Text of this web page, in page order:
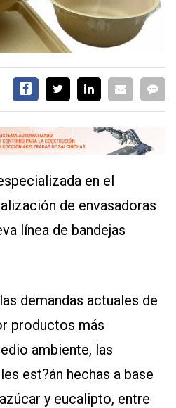
en el
de envasadoras
línea de bandejas
demandas actuales de
productos más
ambiente, las
est?án hechas a base
y eucalipto, entre